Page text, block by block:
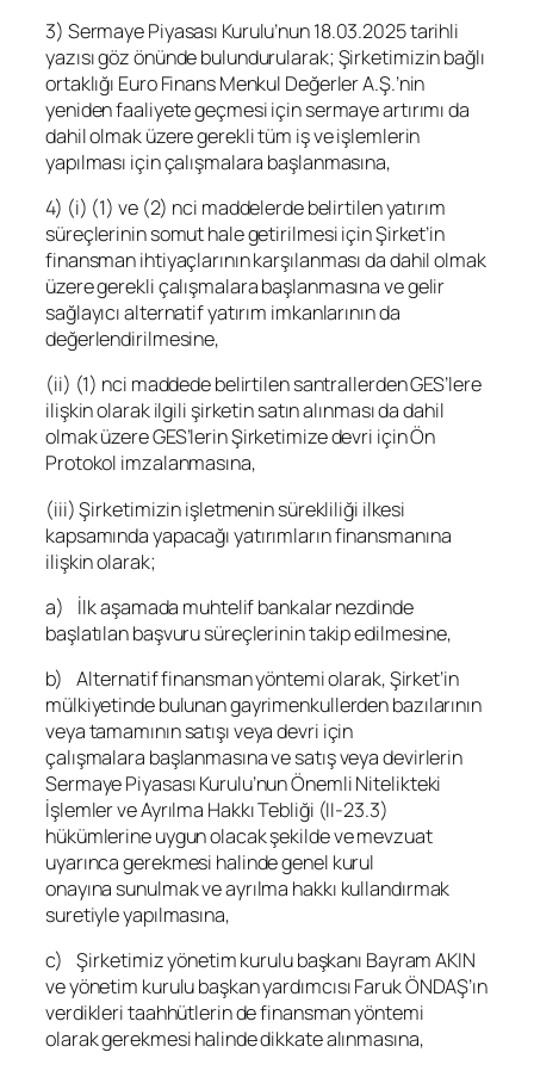
3) Sermaye Piyasası Kurulu’nun 18.03.2025 tarihli
yazısı göz önünde bulundurularak; Şirketimizin bağlı
ortaklığı Euro Finans Menkul Değerler A.Ş.’nin
yeniden faaliyete geçmesi için sermaye artırımı da
dahil olmak üzere gerekli tüm iş ve işlemlerin
yapılması için çalışmalara başlanmasına,
4) (i) (1) ve (2) nci maddelerde belirtilen yatırım
süreçlerinin somut hale getirilmesi için Şirket’in
finansman ihtiyaçlarının karşılanması da dahil olmak
üzere gerekli çalışmalara başlanmasına ve gelir
sağlayıcı alternatif yatırım imkanlarının da
değerlendirilmesine,
(ii) (1) nci maddede belirtilen santrallerden GES’lere
ilişkin olarak ilgili şirketin satın alınması da dahil
olmak üzere GES’lerin Şirketimize devri için Ön
Protokol imzalanmasına,
(iii) Şirketimizin işletmenin sürekliliği ilkesi
kapsamında yapacağı yatırımların finansmanına
ilişkin olarak;
a) İlk aşamada muhtelif bankalar nezdinde
başlatılan başvuru süreçlerinin takip edilmesine,
b) Alternatif finansman yöntemi olarak, Şirket’in
mülkiyetinde bulunan gayrimenkullerden bazılarının
veya tamamının satışı veya devri için
çalışmalara başlanmasına ve satış veya devirlerin
Sermaye Piyasası Kurulu’nun Önemli Nitelikteki
İşlemler ve Ayrılma Hakkı Tebliği (II-23.3)
hükümlerine uygun olacak şekilde ve mevzuat
uyarınca gerekmesi halinde genel kurul
onayına sunulmak ve ayrılma hakkı kullandırmak
suretiyle yapılmasına,
c) Şirketimiz yönetim kurulu başkanı Bayram AKIN
ve yönetim kurulu başkan yardımcısı Faruk ÖNDAŞ’ın
verdikleri taahhütlerin de finansman yöntemi
olarak gerekmesi halinde dikkate alınmasına,